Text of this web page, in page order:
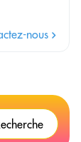
nous